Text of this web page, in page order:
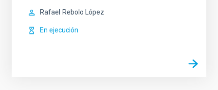
Rafael Rebolo López
En ejecución